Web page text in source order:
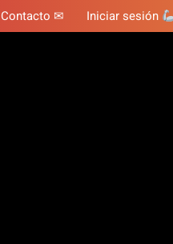
Contacto ✉ Iniciar sesión